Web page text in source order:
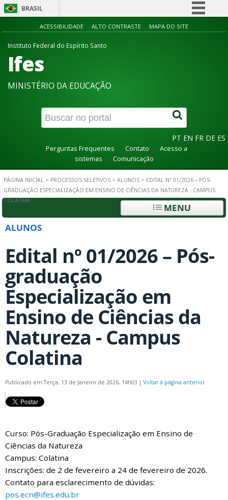
BRASIL
Simplifique!
Canais
ACESSIBILIDADE ALTO CONTRASTE MAPA DO SITE
Instituto Federal do Espírito Santo
Ifes
MINISTÉRIO DA EDUCAÇÃO
PT EN FR DE ES
Perguntas Frequentes Contato
Acesso a
sistemas
Comunicação
PÁGINA INICIAL > PROCESSOS SELETIVOS > ALUNOS > EDITAL Nº 01/2026 – PÓS-
GRADUAÇÃO ESPECIALIZAÇÃO EM ENSINO DE CIÊNCIAS DA NATUREZA - CAMPUS
COLATINA
MENU
ALUNOS
Edital nº 01/2026 – Pós-
graduação
Especialização em
Ensino de Ciências da
Natureza - Campus
Colatina
Publicado em Terça, 13 de Janeiro de 2026, 14h03 | Voltar à página anterior
Curso: Pós-Graduação Especialização em Ensino de
Ciências da Natureza
Campus: Colatina
Inscrições: de 2 de fevereiro a 24 de fevereiro de 2026.
Contato para esclarecimento de dúvidas:
pos.ecn@ifes.edu.br